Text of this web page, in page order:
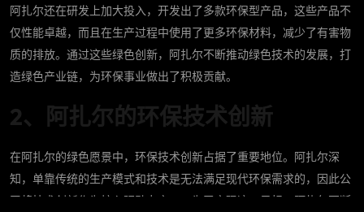
阿扎尔还在研发上加大投入，开发出了多款环保型产品，这些产品不
仅性能卓越，而且在生产过程中使用了更多环保材料，减少了有害物
质的排放。通过这些绿色创新，阿扎尔不断推动绿色技术的发展，打
造绿色产业链，为环保事业做出了积极贡献。
2、阿扎尔的环保技术创新
在阿扎尔的绿色愿景中，环保技术创新占据了重要地位。阿扎尔深
知，单靠传统的生产模式和技术是无法满足现代环保需求的，因此公
司将技术创新作为核心驱动力之一。为了实现这一目标，阿扎尔不断